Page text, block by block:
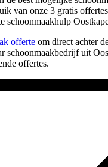
van onze 3 gratis
schoonmaakhulp
offerte om direct achter
schoonmaakbedrijf uit
offertes.